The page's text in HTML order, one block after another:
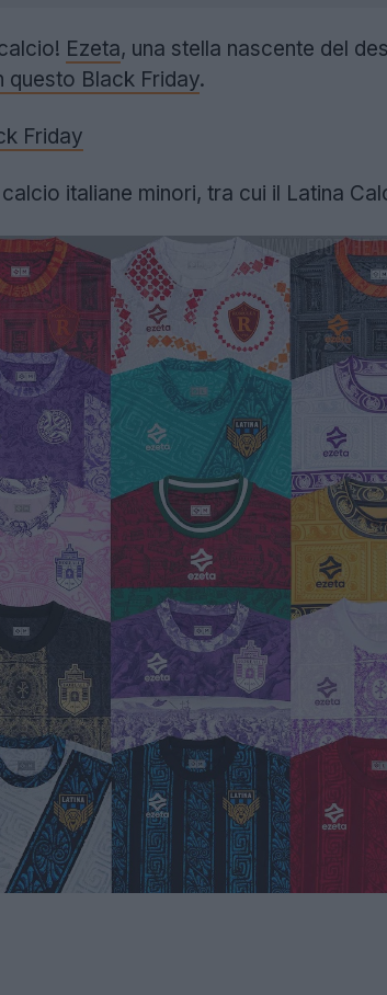
Ezeta, una stella nascente del
questo Black Friday.
Friday
italiane minori, tra cui il Latina